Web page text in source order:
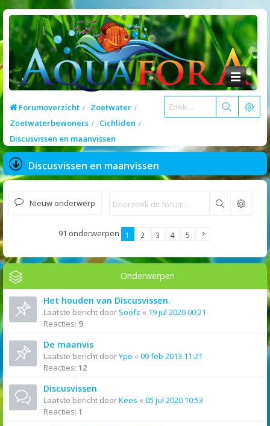
Forumoverzicht
Zoetwater
Zoetwaterbewoners
Cichliden
Discusvissen en maanvissen
Discusvissen en maanvissen
Nieuw onderwerp Zoek
91 onderwerpen 1 2 3 4 5
Onderwerpen
Het houden van Discusvissen.
Laatste bericht door Soofz « 19 jul 2020 00:21
Reacties: 9
De maanvis
Laatste bericht doorYpe « 09 feb 2013 11:21
Reacties: 12
Discusvissen
Laatste bericht doorKees « 05 jul 2020 10:53
Reacties: 1